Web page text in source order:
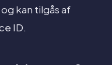
kan tilgås af
ID.